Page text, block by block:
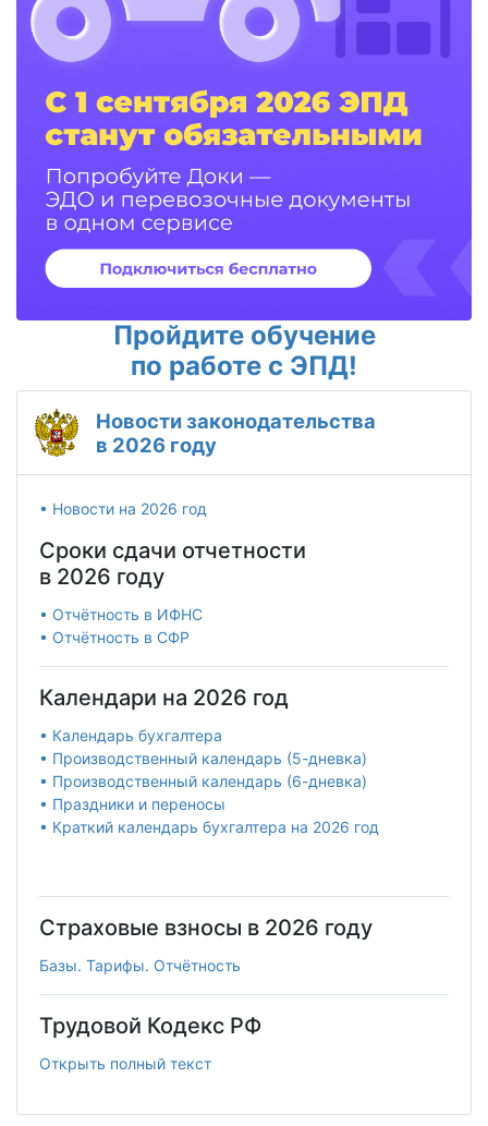
Пройдите обучение
по работе с ЭПД!
Новости законодательства
в 2026 году
• Новости на 2026 год
Сроки сдачи отчетности
в 2026 году
• Отчётность в ИФНС
• Отчётность в СФР
Календари на 2026 год
• Календарь бухгалтера
• Производственный календарь (5-дневка)
• Производственный календарь (6-дневка)
• Праздники и переносы
• Краткий календарь бухгалтера на 2026 год
Страховые взносы в 2026 году
Базы. Тарифы. Отчётность
Трудовой Кодекс РФ
Открыть полный текст